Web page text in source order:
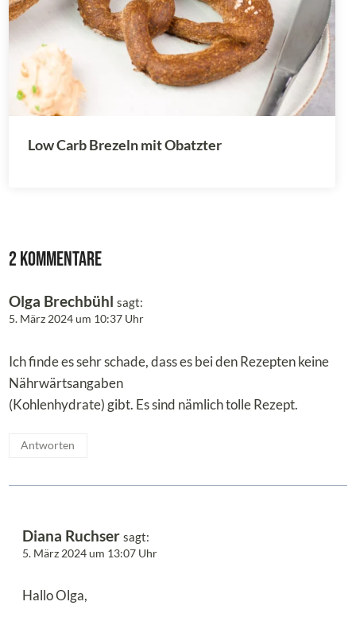
Low Carb Brezeln mit Obatzter
2 Kommentare
Olga Brechbühl sagt:
5. März 2024 um 10:37 Uhr
Ich finde es sehr schade, dass es bei den Rezepten keine
Nährwärtsangaben
(Kohlenhydrate) gibt. Es sind nämlich tolle Rezept.
Antworten
Diana Ruchser sagt:
5. März 2024 um 13:07 Uhr
Hallo Olga,